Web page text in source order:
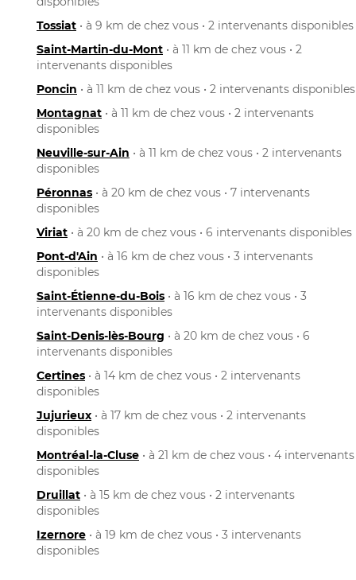
Tossiat • à 9 km de chez vous • 2 intervenants disponibles
Saint-Martin-du-Mont • à 11 km de chez vous • 2
intervenants disponibles
Poncin • à 11 km de chez vous • 2 intervenants disponibles
Montagnat • à 11 km de chez vous • 2 intervenants
disponibles
Neuville-sur-Ain • à 11 km de chez vous • 2 intervenants
disponibles
Péronnas • à 20 km de chez vous • 7 intervenants
disponibles
Viriat • à 20 km de chez vous • 6 intervenants disponibles
Pont-d'Ain • à 16 km de chez vous • 3 intervenants
disponibles
Saint-Étienne-du-Bois • à 16 km de chez vous • 3
intervenants disponibles
Saint-Denis-lès-Bourg • à 20 km de chez vous • 6
intervenants disponibles
Certines • à 14 km de chez vous • 2 intervenants
disponibles
Jujurieux • à 17 km de chez vous • 2 intervenants
disponibles
Montréal-la-Cluse • à 21 km de chez vous • 4 intervenants
disponibles
Druillat • à 15 km de chez vous • 2 intervenants
disponibles
Izernore • à 19 km de chez vous • 3 intervenants
disponibles